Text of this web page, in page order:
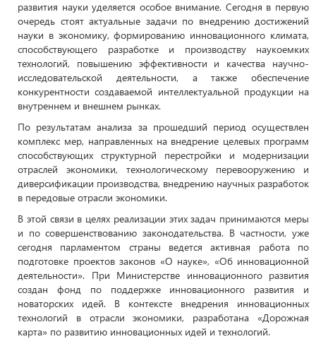
развития науки уделяется особое внимание. Сегодня в первую
очередь стоят актуальные задачи по внедрению достижений
науки в экономику, формированию инновационного климата,
способствующего разработке и производству наукоемких
технологий, повышению эффективности и качества научно-
исследовательской деятельности, а также обеспечение
конкурентности создаваемой интеллектуальной продукции на
внутреннем и внешнем рынках.
По результатам анализа за прошедший период осуществлен
комплекс мер, направленных на внедрение целевых программ
способствующих структурной перестройки и модернизации
отраслей экономики, технологическому перевооружению и
диверсификации производства, внедрению научных разработок
в передовые отрасли экономики.
В этой связи в целях реализации этих задач принимаются меры
и по совершенствованию законодательства. В частности, уже
сегодня парламентом страны ведется активная работа по
подготовке проектов законов «О науке», «Об инновационной
деятельности». При Министерстве инновационного развития
создан фонд по поддержке инновационного развития и
новаторских идей. В контексте внедрения инновационных
технологий в отрасли экономики, разработана «Дорожная
карта» по развитию инновационных идей и технологий.